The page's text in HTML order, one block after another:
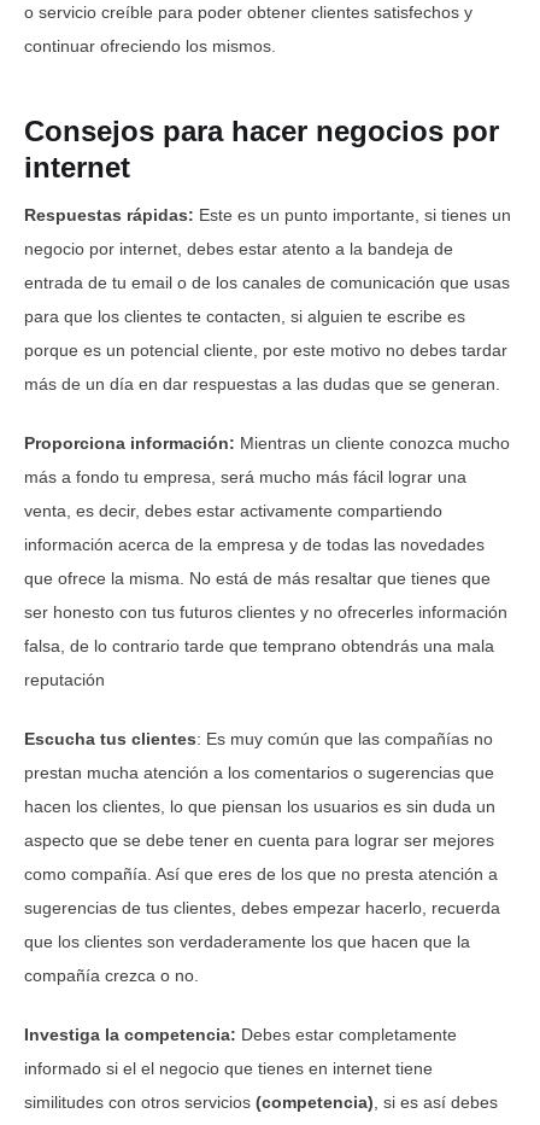
o servicio creíble para poder obtener clientes satisfechos y
continuar ofreciendo los mismos.
Consejos para hacer negocios por
internet
Respuestas rápidas: Este es un punto importante, si tienes un
negocio por internet, debes estar atento a la bandeja de
entrada de tu email o de los canales de comunicación que usas
para que los clientes te contacten, si alguien te escribe es
porque es un potencial cliente, por este motivo no debes tardar
más de un día en dar respuestas a las dudas que se generan.
Proporciona información: Mientras un cliente conozca mucho
más a fondo tu empresa, será mucho más fácil lograr una
venta, es decir, debes estar activamente compartiendo
información acerca de la empresa y de todas las novedades
que ofrece la misma. No está de más resaltar que tienes que
ser honesto con tus futuros clientes y no ofrecerles información
falsa, de lo contrario tarde que temprano obtendrás una mala
reputación
Escucha tus clientes: Es muy común que las compañías no
prestan mucha atención a los comentarios o sugerencias que
hacen los clientes, lo que piensan los usuarios es sin duda un
aspecto que se debe tener en cuenta para lograr ser mejores
como compañía. Así que eres de los que no presta atención a
sugerencias de tus clientes, debes empezar hacerlo, recuerda
que los clientes son verdaderamente los que hacen que la
compañía crezca o no.
Investiga la competencia: Debes estar completamente
informado si el el negocio que tienes en internet tiene
similitudes con otros servicios (competencia) , si es así debes